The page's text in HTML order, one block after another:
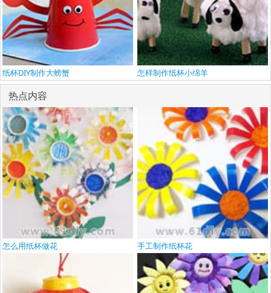
纸杯DIY制作大螃蟹 怎样制作纸杯小绵羊
热点内容
怎么用纸杯做花 手工制作纸杯花